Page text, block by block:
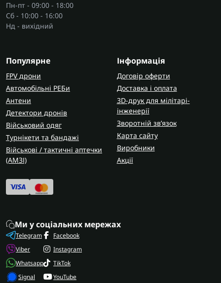
Пн-пт - 09:00 - 18:00
Сб - 10:00 - 16:00
Нд - вихідний
Популярне
FPV дрони
Автомобільні РЕБи
Антени
Детектори дронів
Військовий одяг
Турнікети та бандажі
Військові / тактичні аптечки
(AMЗІ)
Інформація
Договір оферти
Доставка і оплата
3D-друк для мілітарі-
інженерії
Зворотній зв’язок
Карта сайту
Виробники
Акції
Ми у соціальних мережах
Telegram
Viber
Whatsapp
Signal
Facebook
Instagram
TikTok
YouTube